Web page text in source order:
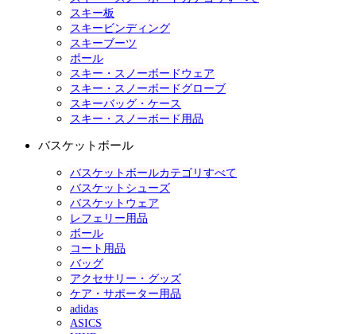
スキー板
スキービンディング
スキーブーツ
ポール
スキー・スノーボードウェア
スキー・スノーボードグローブ
スキーバッグ・ケース
スキー・スノーボード用品
バスケットボール
バスケットボールカテゴリすべて
バスケットシューズ
バスケットウェア
レフェリー用品
ボール
コート用品
バッグ
アクセサリー・グッズ
ケア・サポーター用品
adidas
ASICS